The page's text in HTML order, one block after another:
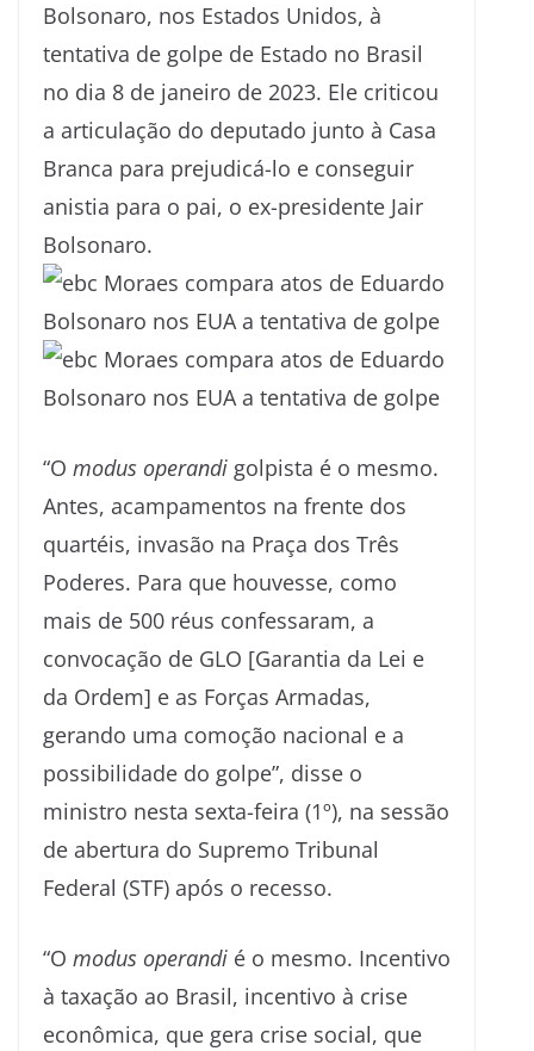
Bolsonaro, nos Estados Unidos, à
tentativa de golpe de Estado no Brasil
no dia 8 de janeiro de 2023. Ele criticou
a articulação do deputado junto à Casa
Branca para prejudicá-lo e conseguir
anistia para o pai, o ex-presidente Jair
Bolsonaro.
“O modus operandi golpista é o mesmo.
Antes, acampamentos na frente dos
quartéis, invasão na Praça dos Três
Poderes. Para que houvesse, como
mais de 500 réus confessaram, a
convocação de GLO [Garantia da Lei e
da Ordem] e as Forças Armadas,
gerando uma comoção nacional e a
possibilidade do golpe”, disse o
ministro nesta sexta-feira (1º), na sessão
de abertura do Supremo Tribunal
Federal (STF) após o recesso.
“O modus operandi é o mesmo. Incentivo
à taxação ao Brasil, incentivo à crise
econômica, que gera crise social, que